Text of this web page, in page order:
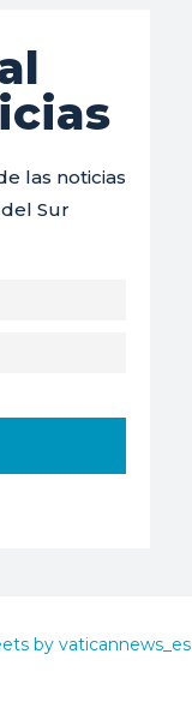
las noticias
Sur
by vaticannews_es